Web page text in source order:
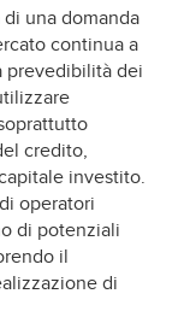
una domanda
continua a
prevedibilità dei
credito,
investito.
operatori
di potenziali
il
di